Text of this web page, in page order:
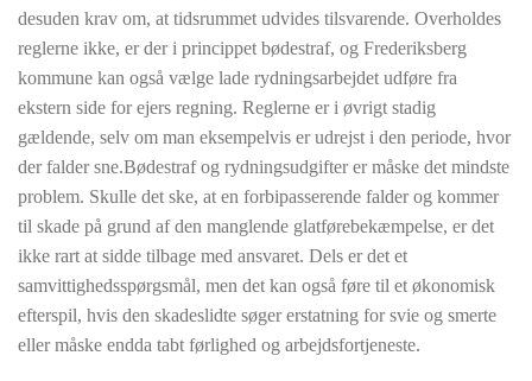
desuden krav om, at tidsrummet udvides tilsvarende. Overholdes
reglerne ikke, er der i princippet bødestraf, og Frederiksberg
kommune kan også vælge lade rydningsarbejdet udføre fra
ekstern side for ejers regning. Reglerne er i øvrigt stadig
gældende, selv om man eksempelvis er udrejst i den periode, hvor
der falder sne.Bødestraf og rydningsudgifter er måske det mindste
problem. Skulle det ske, at en forbipasserende falder og kommer
til skade på grund af den manglende glatførebekæmpelse, er det
ikke rart at sidde tilbage med ansvaret. Dels er det et
samvittighedsspørgsmål, men det kan også føre til et økonomisk
efterspil, hvis den skadeslidte søger erstatning for svie og smerte
eller måske endda tabt førlighed og arbejdsfortjeneste.